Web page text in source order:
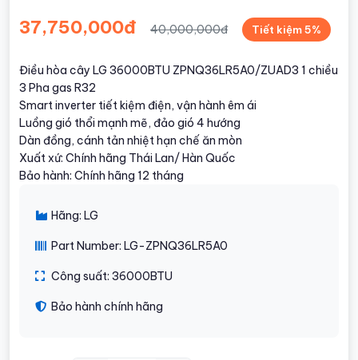
37,750,000đ 40,000,000đ Tiết kiệm 5%
Điều hòa cây LG 36000BTU ZPNQ36LR5A0/ZUAD3 1 chiều
3 Pha gas R32
Smart inverter tiết kiệm điện, vận hành êm ái
Luồng gió thổi mạnh mẽ, đảo gió 4 hướng
Dàn đồng, cánh tản nhiệt hạn chế ăn mòn
Xuất xứ: Chính hãng Thái Lan/ Hàn Quốc
Bảo hành: Chính hãng 12 tháng
Hãng: LG
Part Number: LG-ZPNQ36LR5A0
Công suất: 36000BTU
Bảo hành chính hãng